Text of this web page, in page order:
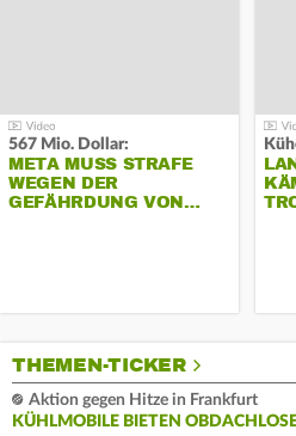
567 Mio. Dollar:
META MUSS STRAFE
WEGEN DER
GEFÄHRDUNG VON…
THEMEN-TICKER
Aktion gegen Hitze in Frankfurt
KÜHLMOBILE BIETEN